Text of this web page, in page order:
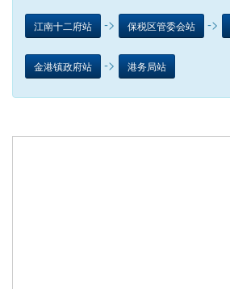
江南十二府站 -> 保税区管委会站 ->
金港镇政府站 -> 港务局站